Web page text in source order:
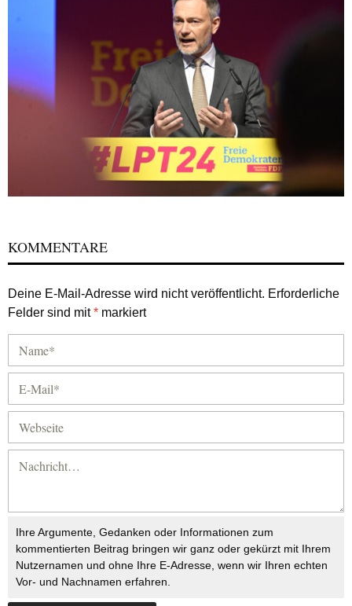
KOMMENTARE
Deine E-Mail-Adresse wird nicht veröffentlicht. Erforderliche
Felder sind mit* markiert
Ihre Argumente, Gedanken oder Informationen zum
kommentierten Beitrag bringen wir ganz oder gekürzt mit Ihrem
Nutzernamen und ohne Ihre E-Adresse, wenn wir Ihren echten
Vor- und Nachnamen erfahren.